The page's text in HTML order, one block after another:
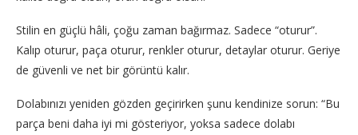
Stilin en güçlü hâli, çoğu zaman bağırmaz. Sadece “oturur”.
Kalıp oturur, paça oturur, renkler oturur, detaylar oturur. Geriye
de güvenli ve net bir görüntü kalır.
Dolabınızı yeniden gözden geçirirken şunu kendinize sorun: “Bu
parça beni daha iyi mi gösteriyor, yoksa sadece dolabı